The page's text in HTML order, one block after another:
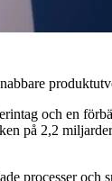
och en
på 2,2
processer